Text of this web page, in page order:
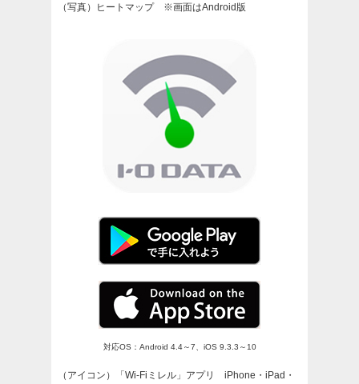
（写真）ヒートマップ ※画面はAndroid版
対応OS：Android 4.4～7、iOS 9.3.3～10
（アイコン）「Wi-Fiミレル」アプリ iPhone・iPad・